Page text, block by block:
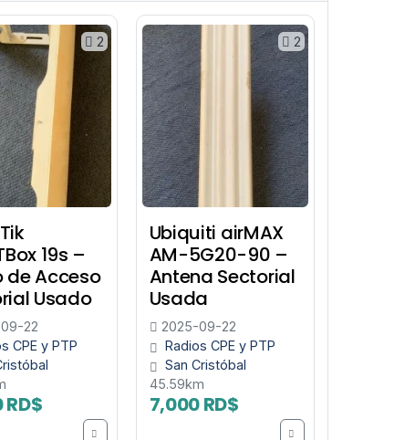
2
19s –
de Acceso
Usado
22
CPE y PTP
2
Ubiquiti airMAX
AM-5G20-90 –
Antena Sectorial
Usada
2025-09-22
Radios CPE y PTP
San Cristóbal
45.59km
7,000 RD$